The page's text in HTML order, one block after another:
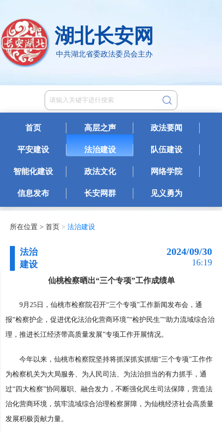
湖北长安网
中共湖北省委政法委员会主办
首页 高层之声 政法要闻
平安建设 法治建设 队伍建设
智能化建设 政法文化 网络学院
信息发布 长安网群 见义勇为
所在位置 > 首页 > 法治建设
法治
建设
2024/09/30
16:19
仙桃检察晒出“三个专项”工作成绩单
9月25日，仙桃市检察院召开“三个专项”工作新闻发布会，通
报“检察护企，促进优化法治化营商环境”“检护民生”“助力流域综合治
理，推进长江经济带高质量发展”专项工作开展情况。
今年以来，仙桃市检察院坚持将抓深抓实抓细“三个专项”工作作
为检察机关为大局服务、为人民司法、为法治担当的有力抓手，通
过“四大检察”协同履职、融合发力，不断强化民生司法保障，营造法
治化营商环境，筑牢流域综合治理检察屏障，为仙桃经济社会高质量
发展积极贡献力量。